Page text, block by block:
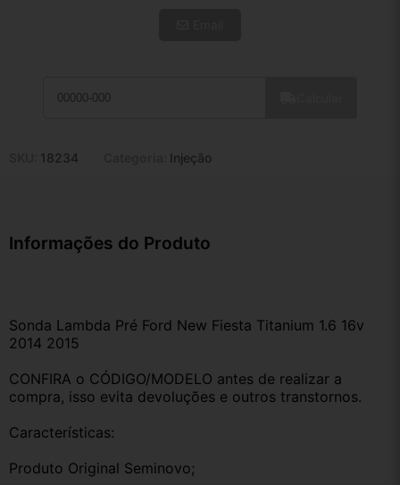
10x de R$ 14,69
18234 Injeção
Informações do Produto
Sonda Lambda Pré Ford New Fiesta Titanium 1.6 16v
2014 2015
CONFIRA o CÓDIGO/MODELO antes de realizar a
compra, isso evita devoluções e outros transtornos.
Características:
Produto Original Seminovo;